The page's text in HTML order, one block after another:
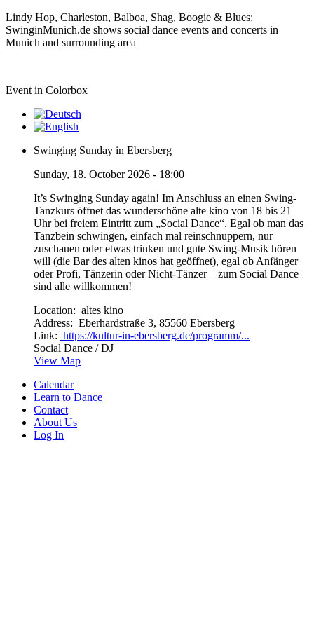
Lindy Hop, Charleston, Balboa, Shag, Boogie & Blues:
SwinginMunich.de shows social dance events and concerts in
Munich and surrounding area
Event in Colorbox
Swinging Sunday in Ebersberg
Sunday, 18. October 2026 - 18:00
It’s Swinging Sunday again! Im Anschluss an einen Swing-
Tanzkurs öffnet das wunderschöne alte kino von 18 bis 21
Uhr bei freiem Eintritt zum „Social Dance“. Egal ob man das
Tanzbein schwingen, einfach mal reinschnuppern, nur
zuschauen oder etwas trinken und gute Swing-Musik hören
will (die Bar des alten kinos hat geöffnet), egal ob Anfänger
oder Profi, Tänzerin oder Nicht-Tänzer – zum Social Dance
sind alle willkommen!
Location: altes kino
Address: Eberhardstraße 3, 85560 Ebersberg
Link: https://kultur-in-ebersberg.de/programm/...
Social Dance / DJ
View Map
Calendar
Learn to Dance
Contact
About Us
Log In